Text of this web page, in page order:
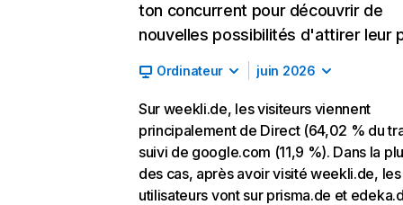
ton concurrent pour découvrir de
nouvelles possibilités d'attirer leur
Ordinateur juin 2026
Sur weekli.de, les visiteurs viennent
principalement de Direct (64,02 % du
suivi de google.com (11,9 %). Dans la
des cas, après avoir visité weekli.de, les
utilisateurs vont sur prisma.de et